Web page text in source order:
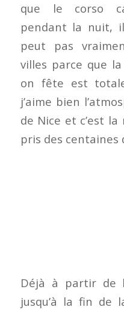
que le corso
pendant la nuit,
peut pas
villes parce que
on fête est
j’aime bien
de Nice et c’est
pris des centaines
Déjà à partir de
jusqu’à la fin de